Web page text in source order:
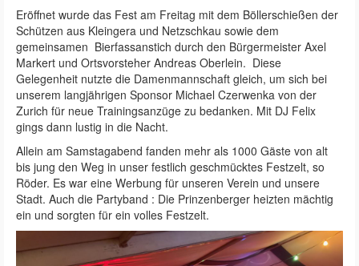
Eröffnet wurde das Fest am Freitag mit dem Böllerschießen der
Schützen aus Kleingera und Netzschkau sowie dem
gemeinsamen Bierfassanstich durch den Bürgermeister Axel
Markert und Ortsvorsteher Andreas Oberlein. Diese
Gelegenheit nutzte die Damenmannschaft gleich, um sich bei
unserem langjährigen Sponsor Michael Czerwenka von der
Zurich für neue Trainingsanzüge zu bedanken. Mit DJ Felix
gings dann lustig in die Nacht.
Allein am Samstagabend fanden mehr als 1000 Gäste von alt
bis jung den Weg in unser festlich geschmücktes Festzelt, so
Röder. Es war eine Werbung für unseren Verein und unsere
Stadt. Auch die Partyband : Die Prinzenberger heizten mächtig
ein und sorgten für ein volles Festzelt.